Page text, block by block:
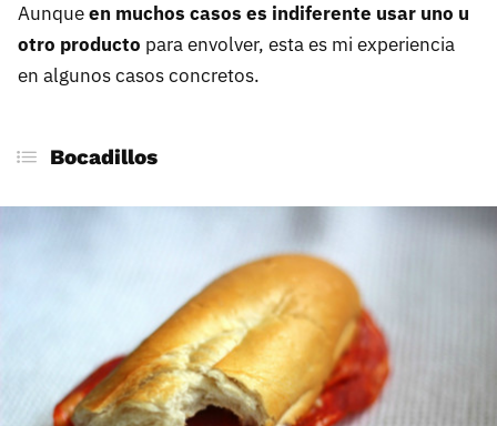
Aunqueen muchos casos es indiferente usar uno u
otro producto para envolver, esta es mi experiencia
en algunos casos concretos.
Bocadillos